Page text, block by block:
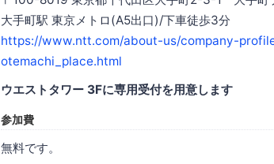
大手町駅 東京メトロ(A5出口)/下車徒歩3分
https://www.ntt.com/about-us/company-
otemachi_place.html
ウエストタワー 3Fに専用受付を用意します
参加費
無料です。